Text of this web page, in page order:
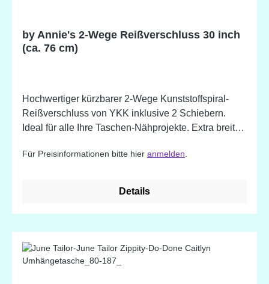
by Annie's 2-Wege Reißverschluss 30 inch
(ca. 76 cm)
Hochwertiger kürzbarer 2-Wege Kunststoffspiral-
Reißverschluss von YKK inklusive 2 Schiebern.
Ideal für alle Ihre Taschen-Nähprojekte. Extra breit
um das Einnähen zu erleichtern. Die stabile
Die extra langen Schieber erleichtern das Öffnen.
Für Preisinformationen bitte hier anmelden
Details